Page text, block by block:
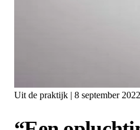
Uit de praktijk | 8 september 2022